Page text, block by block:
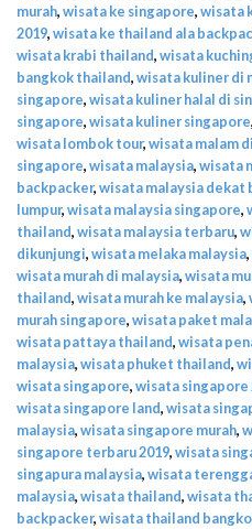
murah,wisata ke singapore,wisata
2019,wisata ke thailand ala
wisata krabi thailand,wisata
bangkok thailand,wisata kuliner di
singapore,wisata kuliner halal di
singapore,wisata kuliner singapore,
wisata lombok tour,wisata malam
singapore,wisata malaysia,wisata
backpacker,wisata malaysia dekat
lumpur,wisata malaysia singapore,
thailand,wisata malaysia terbaru,
dikunjungi,wisata melaka malaysia,
wisata murah di malaysia,wisata
thailand,wisata murah ke malaysia,
murah singapore,wisata paket
wisata pattaya thailand,wisata
malaysia,wisata phuket thailand,
wisata singapore,wisata singapore
wisata singapore land,wisata
malaysia,wisata singapore murah,
singapore terbaru 2019,wisata
singapura malaysia,wisata
malaysia,wisata thailand,wisata
backpacker,wisata thailand